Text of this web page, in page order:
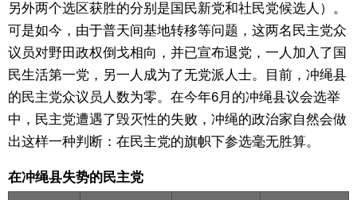
另外两个选区获胜的分别是国民新党和社民党候选人）。
可是如今，由于普天间基地转移等问题，这两名民主党众
议员对野田政权倒戈相向，并已宣布退党，一人加入了国
民生活第一党，另一人成为了无党派人士。目前，冲绳县
的民主党众议员人数为零。在今年6月的冲绳县议会选举
中，民主党遭遇了毁灭性的失败，冲绳的政治家自然会做
出这样一种判断：在民主党的旗帜下参选毫无胜算。
在冲绳县失势的民主党